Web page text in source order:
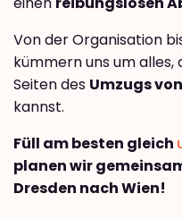
Von der Organisation
kümmern uns um
Seiten des Umzugs
kannst.
Füll am besten gleich
planen wir
Dresden nach Wien!